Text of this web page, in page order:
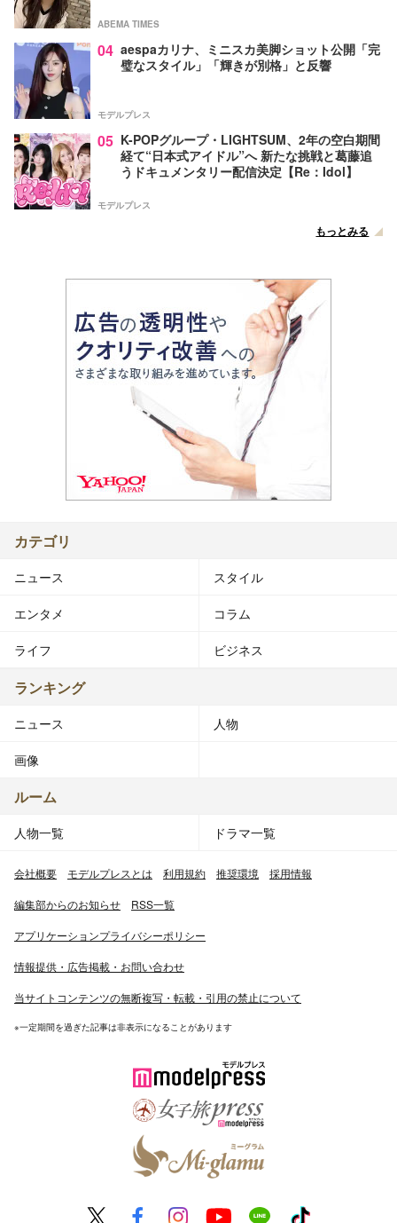
ABEMA TIMES
04 aespaカリナ、ミニスカ美脚ショット公開「完
璧なスタイル」「輝きが別格」と反響
モデルプレス
05 K-POPグループ・LIGHTSUM、2年の空白期間
経て“日本式アイドル”へ 新たな挑戦と葛藤追
うドキュメンタリー配信決定【Re：Idol】
モデルプレス
もっとみる
カテゴリ
ニュース スタイル
エンタメ コラム
ライフ ビジネス
ランキング
ニュース 人物
画像
ルーム
人物一覧 ドラマ一覧
会社概要 モデルプレスとは 利用規約 推奨環境 採用情報
編集部からのお知らせ RSS一覧
アプリケーションプライバシーポリシー
情報提供・広告掲載・お問い合わせ
当サイトコンテンツの無断複写・転載・引用の禁止について
※一定期間を過ぎた記事は非表示になることがあります